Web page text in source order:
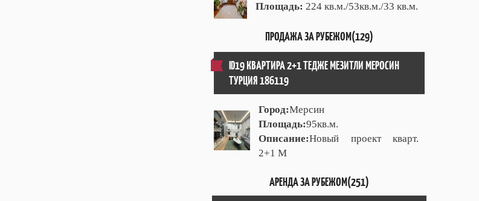
Площадь: 224 кв.м./53кв.м./33 кв.м.
ПРОДАЖА ЗА РУБЕЖОМ(129)
ID19 КВАРТИРА 2+1 ТЕДЖЕ МЕЗИТЛИ МЕРОСИН
ТУРЦИЯ 186119
Город:Мерсин
Площадь:95кв.м.
Описание:Новый проект кварт.
2+1 М
АРЕНДА ЗА РУБЕЖОМ(251)